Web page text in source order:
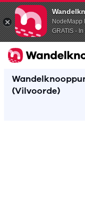
NodeMapp
GRATIS -
(Vilvoorde)